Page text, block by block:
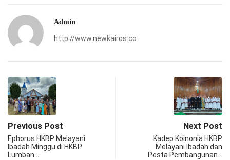
Admin
http://www.newkairos.co
Previous Post
Ephorus HKBP Melayani
Ibadah Minggu di HKBP
Lumban…
Next Post
Kadep Koinonia HKBP
Melayani Ibadah dan
Pesta Pembangunan…